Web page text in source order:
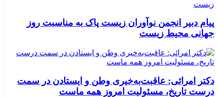
پیام دبیر انجمن نوآوران زیست پاک به مناسبت روز
جهانی محیط زیست
دکتر امرائی: عاقبت‌به‌خیری وطن و ایستادن در سمت
درست تاریخ، مسئولیت امروز همه ماست